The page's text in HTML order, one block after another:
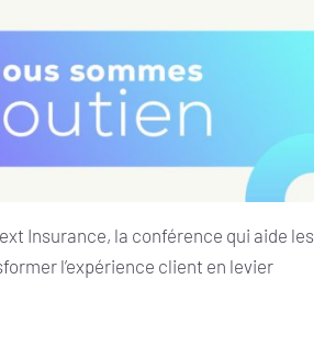
Insurance, la conférence qui aide les
l’expérience client en levier